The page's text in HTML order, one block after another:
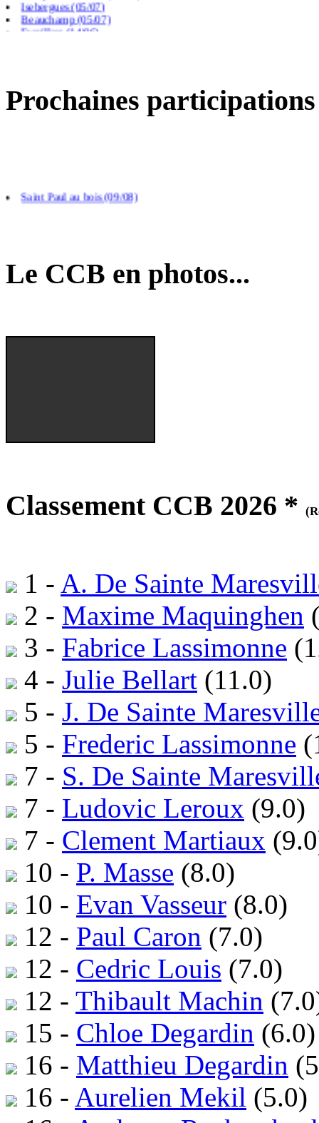
Beauchamp (05/07)
Frevillers (14/06)
Prochaines participations
Arras (26/08)
Le CCB en photos...
Classement CCB 2026 *
1 - A. De Sainte
2 - Maxime Maquinghen
3 - Fabrice Lassimonne
4 - Julie Bellart (11.0)
5 - J. De Sainte
5 - Frederic Lassimonne
7 - S. De Sainte
7 - Ludovic Leroux (9.0)
7 - Clement Martiaux
10 - P. Masse (8.0)
10 - Evan Vasseur (8.0)
12 - Paul Caron (7.0)
12 - Cedric Louis (7.0)
12 - Thibault Machin
15 - Chloe Degardin (6.0)
16 - Matthieu Degardin
16 - Aurelien Mekil (5.0)